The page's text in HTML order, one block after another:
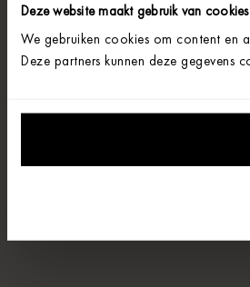
Deze website maakt gebruik van cookies
We gebruiken cookies om content en
Deze partners kunnen deze gegevens